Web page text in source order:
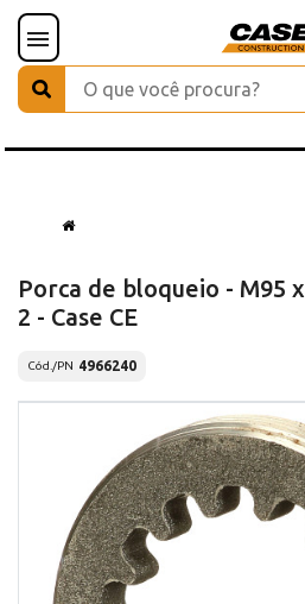
Porca de bloqueio - M95 x
2 - Case CE
Cód./PN 4966240